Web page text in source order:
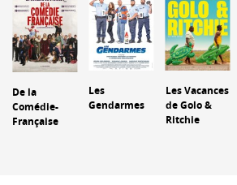
De la
Comédie-
Française
Les
Gendarmes
Les Vacances
de Golo &
Ritchie